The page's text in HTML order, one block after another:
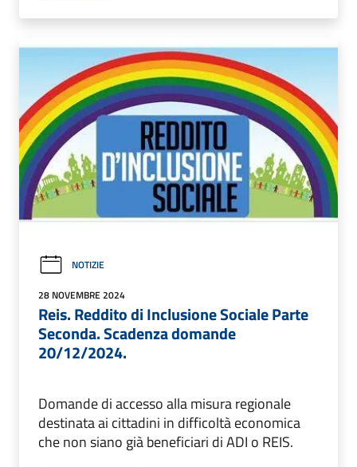
NOTIZIE
28 NOVEMBRE 2024
Reis. Reddito di Inclusione Sociale Parte
Seconda. Scadenza domande
20/12/2024.
Domande di accesso alla misura regionale
destinata ai cittadini in difficoltà economica
che non siano già beneficiari di ADI o REIS.